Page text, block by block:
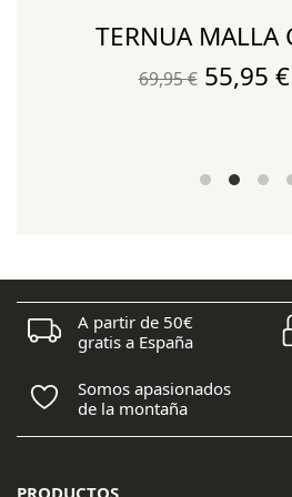
TERNUA MALLA
69,95€ El
era:
55,95 €
A partir de 50€
gratis a España
Somos apasionados
de la montaña
PRODUCTOS